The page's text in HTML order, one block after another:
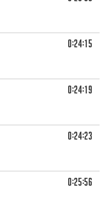
0:24:15
0:24:19
0:24:23
0:25:56